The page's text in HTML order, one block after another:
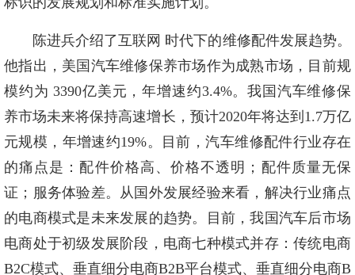
陈进兵介绍了互联网 时代下的维修配件发展趋势。
他指出，美国汽车维修保养市场作为成熟市场，目前规
模约为 3390亿美元，年增速约3.4%。我国汽车维修保
养市场未来将保持高速增长，预计2020年将达到1.7万亿
元规模，年增速约19%。目前，汽车维修配件行业存在
的痛点是：配件价格高、价格不透明；配件质量无保
证；服务体验差。从国外发展经验来看，解决行业痛点
的电商模式是未来发展的趋势。目前，我国汽车后市场
电商处于初级发展阶段，电商七种模式并存：传统电商
B2C模式、垂直细分电商B2B平台模式、垂直细分电商B